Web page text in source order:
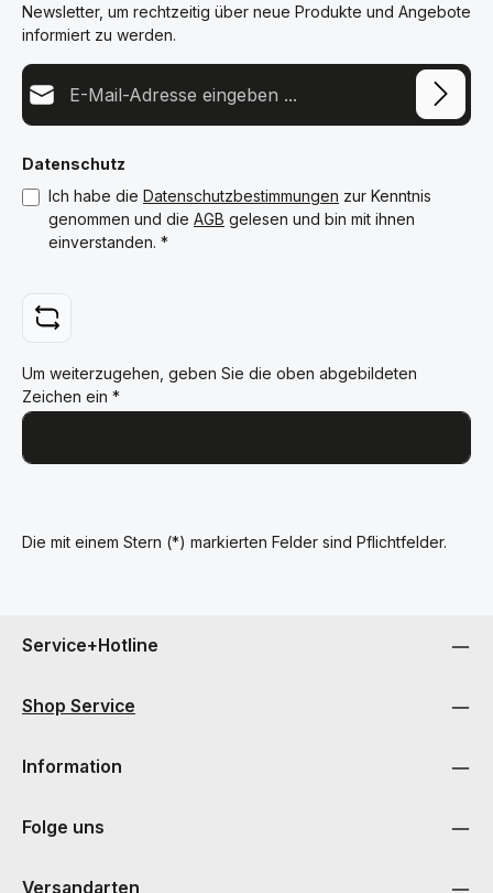
Newsletter, um rechtzeitig über neue Produkte und Angebote
informiert zu werden.
E-Mail-Adresse*
Datenschutz
Ich habe die Datenschutzbestimmungen zur Kenntnis
genommen und die AGB gelesen und bin mit ihnen
einverstanden. *
Um weiterzugehen, geben Sie die oben abgebildeten
Zeichen ein *
Die mit einem Stern (*) markierten Felder sind Pflichtfelder.
Service+Hotline
Shop Service
Information
Folge uns
Versandarten